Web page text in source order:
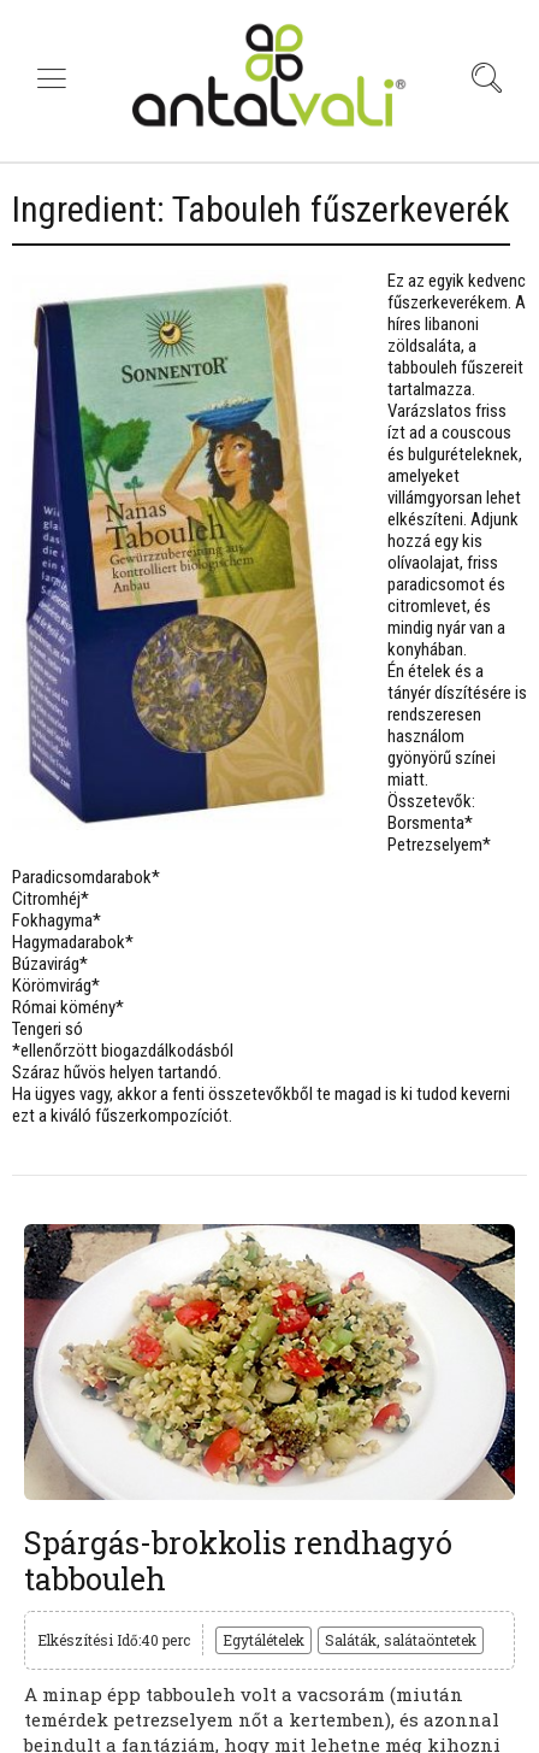
Ingredient: Tabouleh fűszerkeverék
Ez az egyik kedvenc
fűszerkeverékem. A
híres libanoni
zöldsaláta, a
tabbouleh fűszereit
tartalmazza.
Varázslatos friss
ízt ad a couscous
és bulgurételeknek,
amelyeket
villámgyorsan lehet
elkészíteni. Adjunk
hozzá egy kis
olívaolajat, friss
paradicsomot és
citromlevet, és
mindig nyár van a
konyhában.
Én ételek és a
tányér díszítésére is
rendszeresen
használom
gyönyörű színei
miatt.
Összetevők:
Borsmenta*
Petrezselyem*
Paradicsomdarabok*
Citromhéj*
Fokhagyma*
Hagymadarabok*
Búzavirág*
Körömvirág*
Római kömény*
Tengeri só
*ellenőrzött biogazdálkodásból
Száraz hűvös helyen tartandó.
Ha ügyes vagy, akkor a fenti összetevőkből te magad is ki tudod keverni
ezt a kiváló fűszerkompozíciót.
Spárgás-brokkolis rendhagyó
tabbouleh
Elkészítési Idő:40 perc Egytálételek Saláták, salátaöntetek
A minap épp tabbouleh volt a vacsorám (miután
temérdek petrezselyem nőt a kertemben), és azonnal
beindult a fantáziám, hogy mit lehetne még kihozni